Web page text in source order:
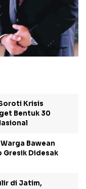
Krisis
Bentuk 30
Bawean
Gresik Didesak
di Jatim,